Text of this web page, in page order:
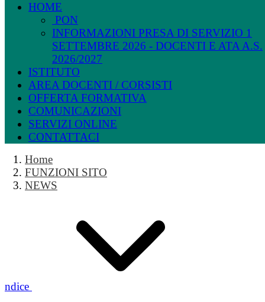
HOME
PON
INFORMAZIONI PRESA DI SERVIZIO 1
SETTEMBRE 2026 - DOCENTI E ATA A.S.
2026/2027
ISTITUTO
AREA DOCENTI / CORSISTI
OFFERTA FORMATIVA
COMUNICAZIONI
SERVIZI ONLINE
CONTATTACI
Home
FUNZIONI SITO
NEWS
Indice